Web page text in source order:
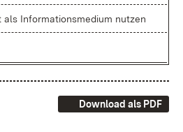
In­for­ma­ti­ons­me­di­um nut­zen
Download als PDF